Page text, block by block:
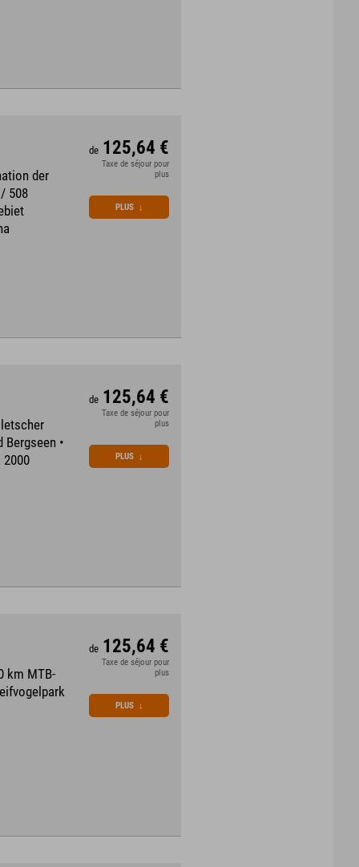
der
508
de 125,64 €
Taxe de séjour pour
plus
PLUS ↓
Bergseen •
2000
de 125,64 €
Taxe de séjour pour
plus
PLUS ↓
km MTB-
de 125,64 €
Taxe de séjour pour
plus
PLUS ↓